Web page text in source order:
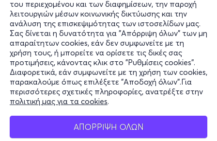
του περιεχομένου και των διαφημίσεων, την παροχή
λειτουργιών μέσων κοινωνικής δικτύωσης και την
ανάλυση της επισκεψιμότητας των ιστοσελίδων μας.
Σας δίνεται η δυνατότητα για "Απόρριψη όλων" των μη
απαραίτητων cookies, εάν δεν συμφωνείτε με τη
χρήση τους, ή μπορείτε να ορίσετε τις δικές σας
προτιμήσεις, κάνοντας κλικ στο "Ρυθμίσεις cookies".
Διαφορετικά, εάν συμφωνείτε με τη χρήση των cookies,
παρακαλούμε όπως επιλέξετε "Αποδοχή όλων".Για
περισσότερες σχετικές πληροφορίες, ανατρέξτε στην
πολιτική μας για τα cookies.
ΑΠΟΡΡΙΨΗ ΟΛΩΝ
Φυσικά σημεία
Πληροφορίες
Υποστήριξη
Stay Connected
Mobile app